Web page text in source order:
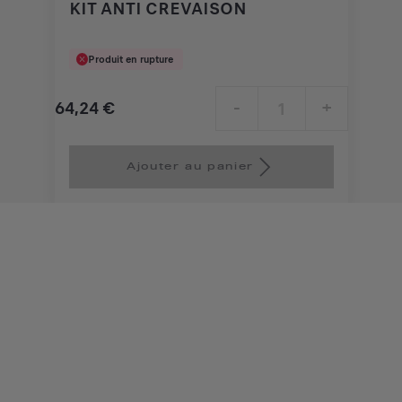
KIT ANTI CREVAISON
Produit en rupture
64,24 € - +
Ajouter au panier